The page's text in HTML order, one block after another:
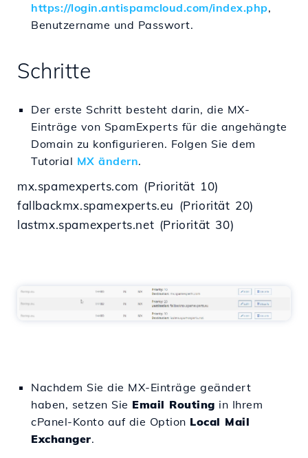
https://login.antispamcloud.com/index.php,
Benutzername und Passwort.
Schritte
Der erste Schritt besteht darin, die MX-
Einträge von SpamExperts für die angehängte
Domain zu konfigurieren. Folgen Sie dem
Tutorial MX ändern.
mx.spamexperts.com (Priorität 10)
fallbackmx.spamexperts.eu (Priorität 20)
lastmx.spamexperts.net (Priorität 30)
Nachdem Sie die MX-Einträge geändert
haben, setzen Sie Email Routing in Ihrem
cPanel-Konto auf die Option Local Mail
Exchanger.